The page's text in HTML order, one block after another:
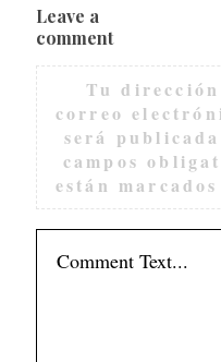
Leave a
comment
Tu dirección
correo
será
campos
están marcados